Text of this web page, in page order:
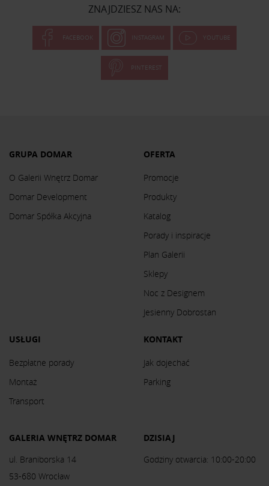
ZNAJDZIESZ NAS NA:
FACEBOOK INSTAGRAM YOUTUBE
PINTEREST
GRUPA DOMAR
O Galerii Wnętrz Domar
Domar Development
Domar Spółka Akcyjna
OFERTA
Promocje
Produkty
Katalog
Porady i inspiracje
Plan Galerii
Sklepy
Noc z Designem
Jesienny Dobrostan
USŁUGI
Bezpłatne porady
Montaż
Transport
KONTAKT
Jak dojechać
Parking
GALERIA WNĘTRZ DOMAR
ul. Braniborska 14
53-680 Wrocław
DZISIAJ
Godziny otwarcia: 10:00-20:00